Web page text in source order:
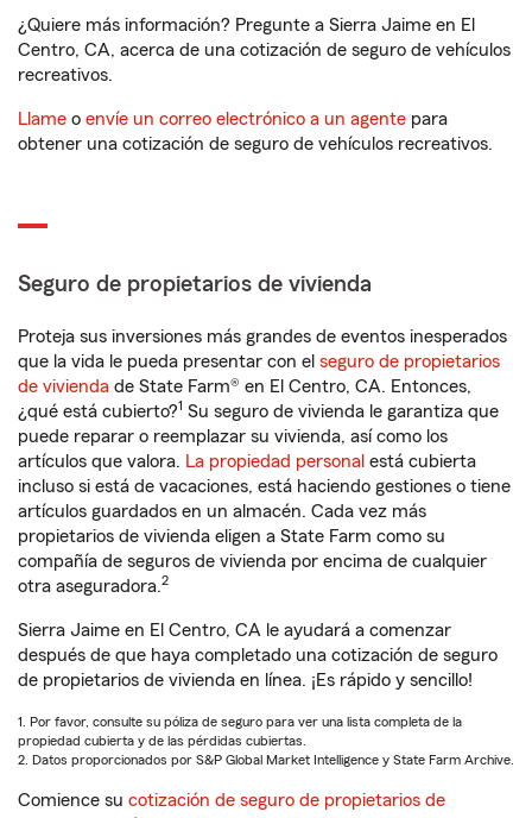
¿Quiere más información? Pregunte a Sierra Jaime en El
Centro, CA, acerca de una cotización de seguro de vehículos
recreativos.
Llame o envíe un correo electrónico a un agente para
obtener una cotización de seguro de vehículos recreativos.
Seguro de propietarios de vivienda
Proteja sus inversiones más grandes de eventos inesperados
que la vida le pueda presentar con el seguro de propietarios
de vivienda de State Farm® en El Centro, CA. Entonces,
¿qué está cubierto?1 Su seguro de vivienda le garantiza que
puede reparar o reemplazar su vivienda, así como los
artículos que valora. La propiedad personal está cubierta
incluso si está de vacaciones, está haciendo gestiones o tiene
artículos guardados en un almacén. Cada vez más
propietarios de vivienda eligen a State Farm como su
compañía de seguros de vivienda por encima de cualquier
otra aseguradora.2
Sierra Jaime en El Centro, CA le ayudará a comenzar
después de que haya completado una cotización de seguro
de propietarios de vivienda en línea. ¡Es rápido y sencillo!
1. Por favor, consulte su póliza de seguro para ver una lista completa de la
propiedad cubierta y de las pérdidas cubiertas.
2. Datos proporcionados por S&P Global Market Intelligence y State Farm Archive.
Comience su cotización de seguro de propietarios de